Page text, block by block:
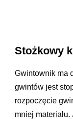
Stożkowy
Gwintownik ma
gwintów jest
rozpoczęcie
mniej